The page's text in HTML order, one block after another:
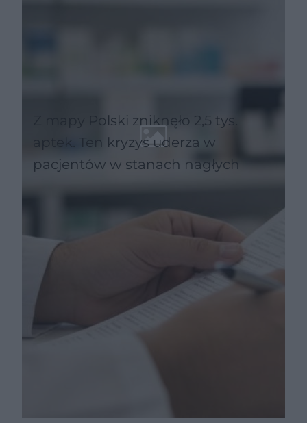
Z mapy Polski zniknęło 2,5 tys.
aptek. Ten kryzys uderza w
pacjentów w stanach nagłych